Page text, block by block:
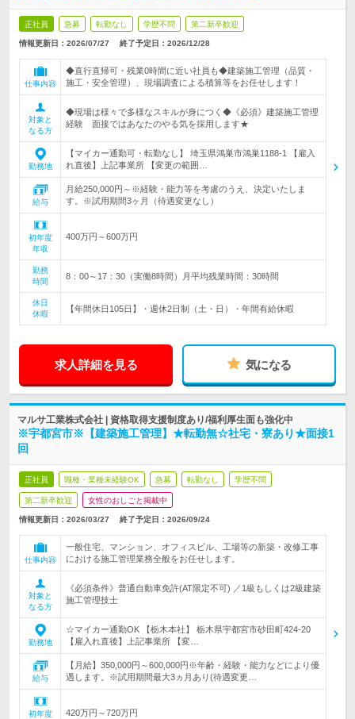
正社員 急募 転勤なし 学歴不問 第二新卒歓迎
情報更新日：2026/07/27 終了予定日： 2026/12/28
仕事内容
◆直行直帰可・残業0時間に近い社員も◆建築施工管理（品質・
施工・安全管理）、現場調査による積算等をお任せします！
対象と
なる方
◆現場は様々で多様なスキルが身につく◆《必須》建築施工管理
経験 面接ではあなたのやる気を採用します★
勤務地
【マイカー通勤可・転勤なし】 埼玉県鴻巣市鴻巣1188-1 【雇入
れ直後】上記事業所 【変更の範囲…
給与
月給250,000円～※経験・能力等を考慮のうえ、決定いたしま
す。※試用期間3ヶ月（待遇変更なし）
初年度
年収
400万円～600万円
勤務
時間
8：00～17：30（実働8時間）月平均残業時間：30時間
休日
休暇
【年間休日105日】・週休2日制（土・日）・年間有給休暇
求人詳細を見る 気になる
マルサ工業株式会社 | 資格取得支援制度あり/福利厚生面も強化中
※宇都宮市※【建築施工管理】★転勤無☆社宅・寮あり★面接1
回
正社員 職種・業種未経験OK 急募 転勤なし 学歴不問
第二新卒歓迎 女性のおしごと掲載中
情報更新日：2026/03/27 終了予定日： 2026/09/24
仕事内容
一般住宅、マンション、オフィスビル、工場等の新築・改修工事
における施工管理業務全般をお任せします。
対象と
なる方
《必須条件》普通自動車免許(AT限定不可) ／1級もしくは2級建築
施工管理技士
勤務地
☆マイカー通勤OK 【栃木本社】 栃木県宇都宮市砂田町424-20
【雇入れ直後】上記事業所 【変…
給与
【月給】350,000円～600,000円※年齢・経験・能力などにより優
遇します。※試用期間最大3ヵ月あり(待遇変更…
初年度
420万円～720万円